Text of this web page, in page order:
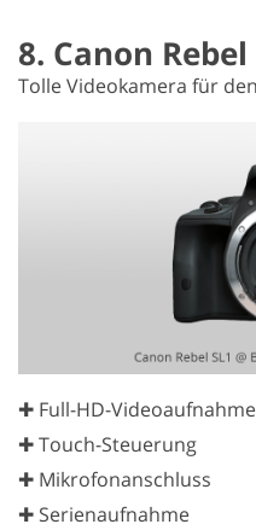
8. Canon Rebel
Tolle Videokamera für
✚ Full-HD-Videoaufnahme
✚ Touch-Steuerung
✚ Mikrofonanschluss
✚ Serienaufnahme